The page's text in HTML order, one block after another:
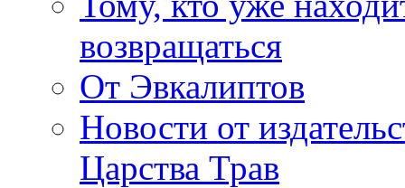
возвращаться
От Эвкалиптов
Новости от
Царства Трав